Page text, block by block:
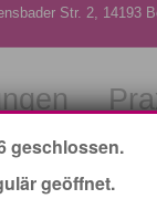
Str. 2, 14193
geschlossen.
geöffnet.
Str. 2, 14193